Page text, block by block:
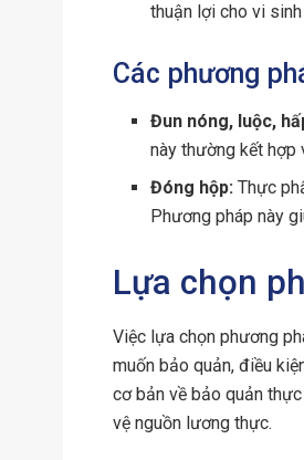
thuận lợi cho vi
Các phương
Đun nóng, luộc,
này thường kết hợp
Đóng hộp: Thực
Phương pháp này
Lựa chọn
Việc lựa chọn phương
muốn bảo quản, điều
cơ bản về bảo quản
vệ nguồn lương thực.